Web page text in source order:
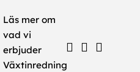
Läs mer om
vad vi
erbjuder
Växtinredning